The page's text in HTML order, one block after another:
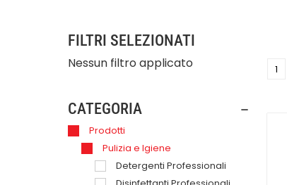
FILTRI SELEZIONATI
Nessun filtro applicato
CATEGORIA
Prodotti
Pulizia e Igiene
Detergenti Professionali
1